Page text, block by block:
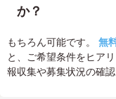
か？
もちろん可能です。 無
と、ご希望条件をヒア
報収集や募集状況の確